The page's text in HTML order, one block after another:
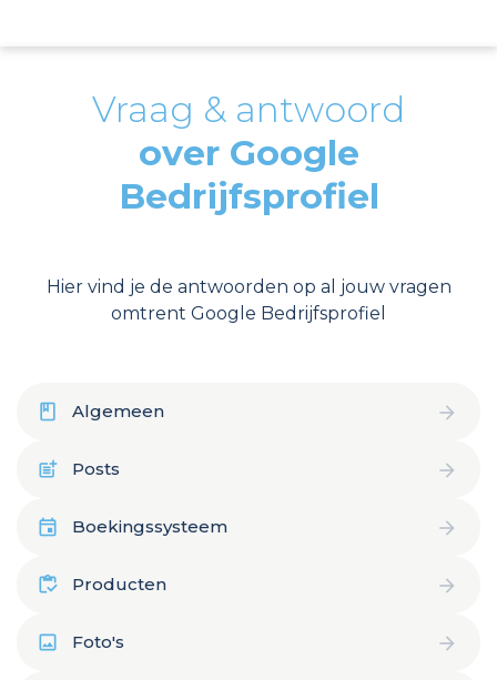
Vraag & antwoord
over Google
Bedrijfsprofiel
Hier vind je de antwoorden op al jouw vragen
omtrent Google Bedrijfsprofiel
Algemeen
Posts
Boekingssysteem
Producten
Foto's